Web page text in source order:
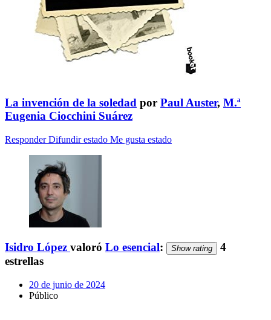
La invención de la soledad por Paul Auster, M.ª
Eugenia Ciocchini Suárez
Responder Difundir estado Me gusta estado
Isidro López valoró Lo esencial: Show rating
4
estrellas
20 de junio de 2024
Público